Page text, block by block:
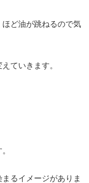
ど油が跳ねるので気
ていきます。
るイメージがありま